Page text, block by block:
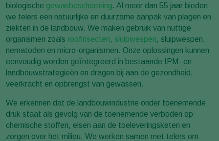
biologische gewasbescherming. Al meer dan 55 jaar bieden
we telers een natuurlijke en duurzame aanpak van plagen en
ziekten in de landbouw. We maken gebruik van nuttige
organismen zoals roofinsecten, sluipwespen, sluipwespen,
nematoden en micro-organismen. Onze oplossingen kunnen
eenvoudig worden geïntegreerd in bestaande IPM- en
landbouwstrategieën en dragen bij aan de gezondheid,
veerkracht en opbrengst van gewassen.
We erkennen dat de landbouwindustrie onder toenemende
druk staat als gevolg van de toenemende verboden op
chemische stoffen, eisen aan de toeleveringsketen en
zorgen over het milieu. We werken samen met telers om